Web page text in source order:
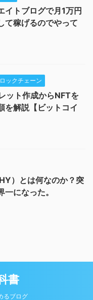
イトブログで月1万円
て稼げるのでやって
ックチェーン
ット作成からNFTを
を解説【ビットコイ
）とは何なのか？突
になった。
書
るブログ